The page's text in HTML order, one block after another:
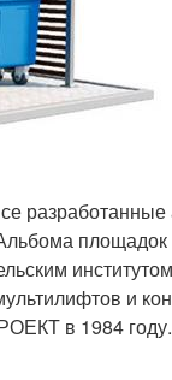
и
в 1984 году.